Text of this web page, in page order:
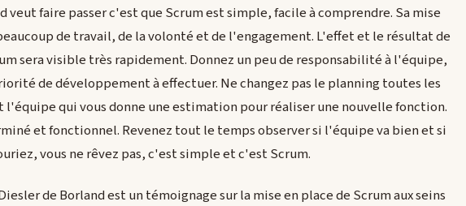
veut faire passer c'est que Scrum est simple, facile à comprendre. Sa mise
de travail, de la volonté et de l'engagement. L'effet et le résultat de
sera visible très rapidement. Donnez un peu de responsabilité à l'équipe,
de développement à effectuer. Ne changez pas le planning toutes les
l'équipe qui vous donne une estimation pour réaliser une nouvelle fonction.
et fonctionnel. Revenez tout le temps observer si l'équipe va bien et si
vous ne rêvez pas, c'est simple et c'est Scrum.
de Borland est un témoignage sur la mise en place de Scrum aux seins